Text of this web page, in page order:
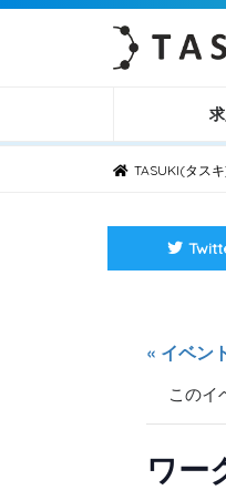
TASUKI(タス
« イベン
このイ
ワー